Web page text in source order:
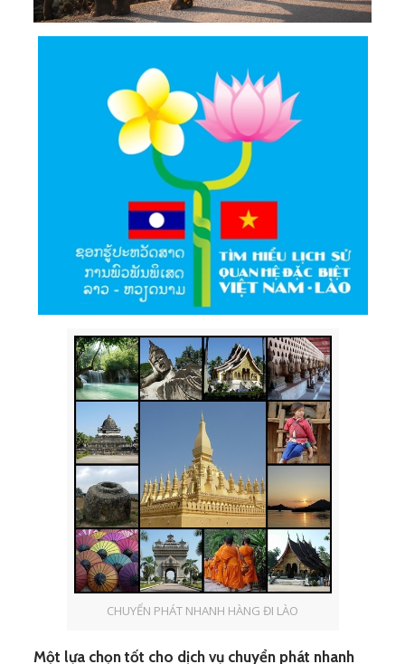
CHUYỂN PHÁT NHANH HÀNG ĐI LÀO
Một lựa chọn tốt cho dịch vụ chuyển phát nhanh